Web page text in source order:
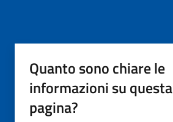
Quanto sono chiare le
informazioni su questa
pagina?